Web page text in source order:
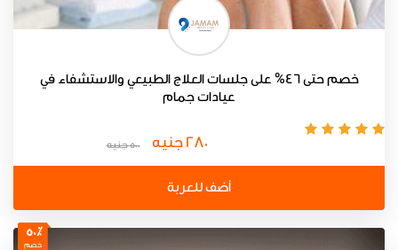
خصم حتى 46% على جلسات العلاج الطبيعي والاستشفاء في
عيادات جمام
280 جنيه 500 جنيه
أضف للعربة
50٪
خصم